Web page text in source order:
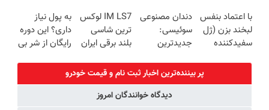
پول در بیار😍
در باشگاه
انقلاب
برگردون
(40%off)
با اعتماد بنفس
لبخند بزن (ژل
سفیدکننده
دندان مصنوعی
سوئیسی:
جدیدترین
سبک و مقاوم |
پرداخت قسطی
IM LS7 لوکس
ترین شاسی
بلند برقی ایران
به پول نیاز
داری؟ این دوره
رایگان از شر بی
میکنهپر بیننده‌ترین اخبار ثبت نام و قیمت خودرو
دیدگاه خوانندگان امروز